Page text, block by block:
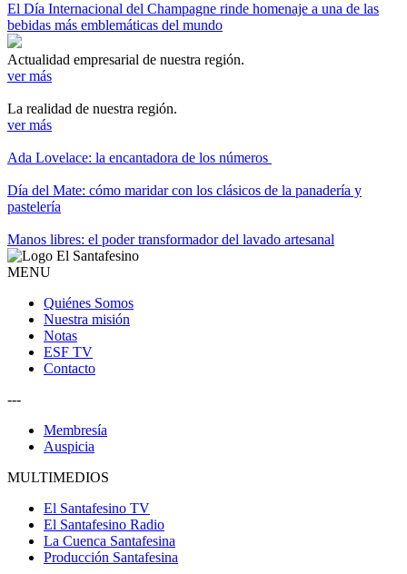
El Día Internacional del Champagne rinde homenaje a una de las
bebidas más emblemáticas del mundo
Actualidad empresarial de nuestra región.
ver más
La realidad de nuestra región.
ver más
Ada Lovelace: la encantadora de los números
Día del Mate: cómo maridar con los clásicos de la panadería y
pastelería
Manos libres: el poder transformador del lavado artesanal
MENU
Quiénes Somos
Nuestra misión
Notas
ESF TV
Contacto
---
Membresía
Auspicia
MULTIMEDIOS
El Santafesino TV
El Santafesino Radio
La Cuenca Santafesina
Producción Santafesina